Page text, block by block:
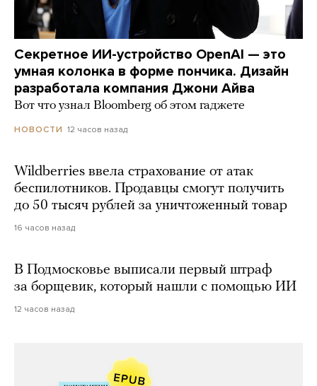
Секретное ИИ-устройство OpenAI — это
умная колонка в форме пончика. Дизайн
разработала компания Джони Айва
Вот что узнал Bloomberg об этом гаджете
НОВОСТИ 12 часов назад
Wildberries ввела страхование от атак
беспилотников. Продавцы смогут получить
до 50 тысяч рублей за уничтоженный товар
16 часов назад
В Подмосковье выписали первый штраф
за борщевик, который нашли с помощью ИИ
12 часов назад